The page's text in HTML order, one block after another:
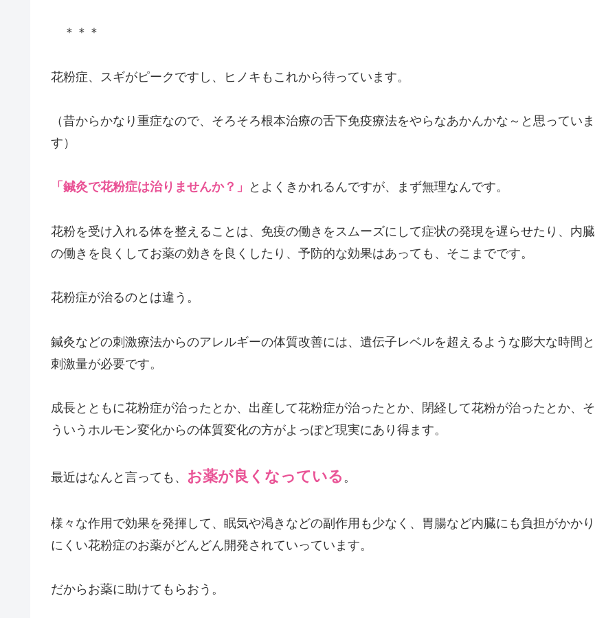
＊＊＊
花粉症、スギがピークですし、ヒノキもこれから待っています。
（昔からかなり重症なので、そろそろ根本治療の舌下免疫療法をやらなあかんかな～と思っていま
す）
「鍼灸で花粉症は治りませんか？」 とよくきかれるんですが、まず無理なんです。
花粉を受け入れる体を整えることは、免疫の働きをスムーズにして症状の発現を遅らせたり、内臓
の働きを良くしてお薬の効きを良くしたり、予防的な効果はあっても、そこまでです。
花粉症が治るのとは違う。
鍼灸などの刺激療法からのアレルギーの体質改善には、遺伝子レベルを超えるような膨大な時間と
刺激量が必要です。
成長とともに花粉症が治ったとか、出産して花粉症が治ったとか、閉経して花粉が治ったとか、そ
ういうホルモン変化からの体質変化の方がよっぽど現実にあり得ます。
最近はなんと言っても、 お薬が良くなっている 。
様々な作用で効果を発揮して、眠気や渇きなどの副作用も少なく、胃腸など内臓にも負担がかかり
にくい花粉症のお薬がどんどん開発されていっています。
だからお薬に助けてもらおう。